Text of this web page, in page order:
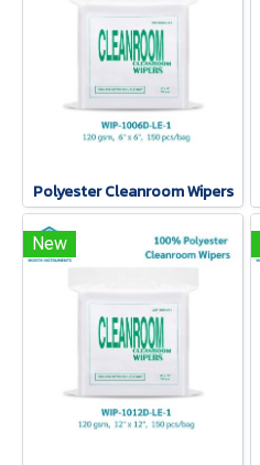
Polyester Cleanroom Wipers
New